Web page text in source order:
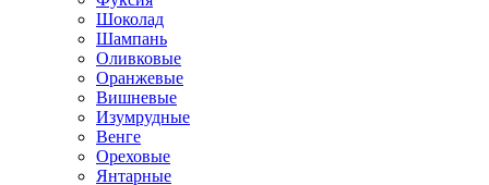
Шоколад
Шампань
Оливковые
Оранжевые
Вишневые
Изумрудные
Венге
Ореховые
Янтарные